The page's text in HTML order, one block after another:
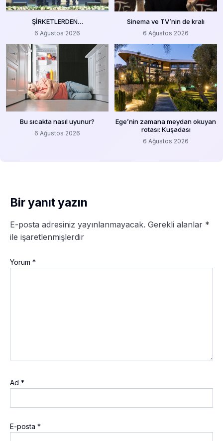
ŞİRKETLERDEN…
6 Ağustos 2026
Sinema ve TV’nin de kralı
6 Ağustos 2026
Bu sıcakta nasıl uyunur?
6 Ağustos 2026
Ege’nin zamana meydan okuyan
rotası: Kuşadası
6 Ağustos 2026
Bir yanıt yazın
E-posta adresiniz yayınlanmayacak. Gerekli alanlar *
ile işaretlenmişlerdir
Yorum *
Ad *
E-posta *